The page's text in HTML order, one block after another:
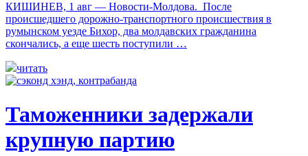
КИШИНЕВ, 1 авг — Новости-Молдова. После
происшедшего дорожно-транспортного происшествия в
румынском уезде Бихор, два молдавских гражданина
скончались, а еще шесть поступили …
читать
Таможенники задержали
крупную партию